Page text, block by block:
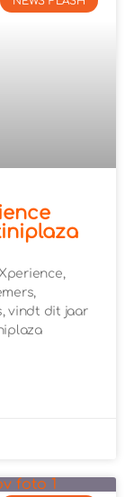
vindt dit jaar